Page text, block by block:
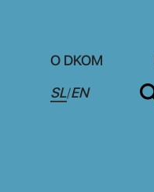
O DKOM
SL/EN